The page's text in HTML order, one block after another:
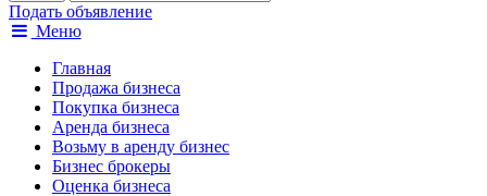
Подать объявление
Меню
Главная
Продажа бизнеса
Покупка бизнеса
Аренда бизнеса
Возьму в аренду бизнес
Бизнес брокеры
Оценка бизнеса